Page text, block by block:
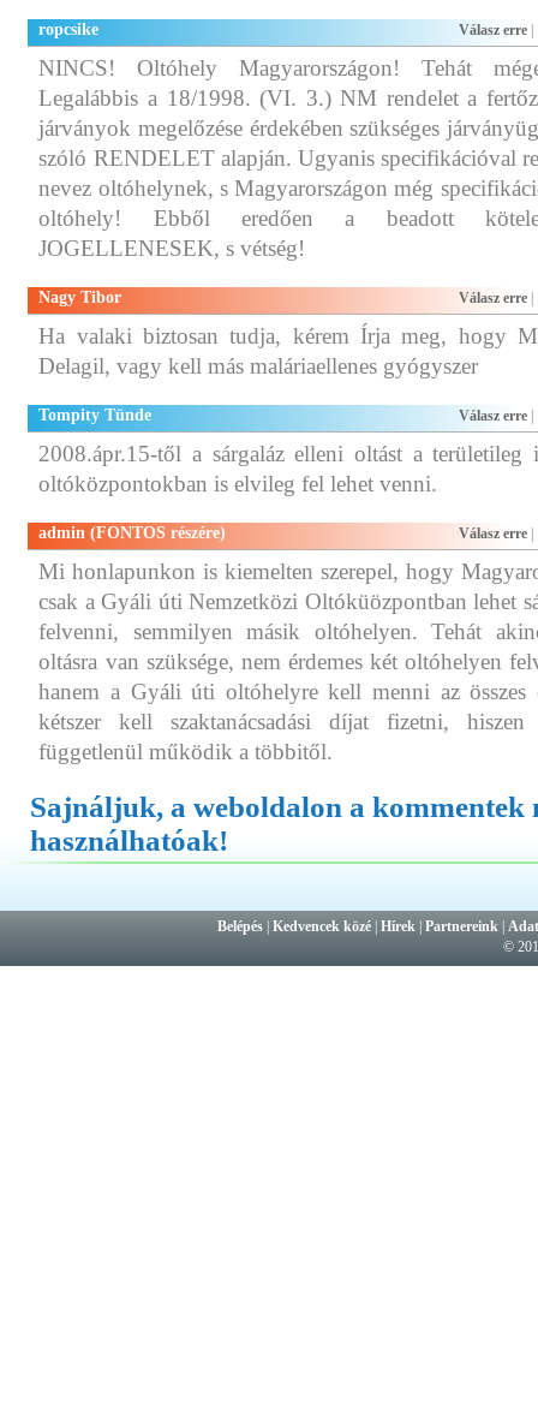
ropcsike Válasz erre
NINCS! Oltóhely Magyarországon! Tehát
Legalábbis a 18/1998. (VI. 3.) NM rendelet a
járványok megelőzése érdekében szükséges
szóló RENDELET alapján. Ugyanis specifikációval
nevez oltóhelynek, s Magyarországon még
oltóhely! Ebből eredően a beadott
JOGELLENESEK, s vétség!
Nagy Tibor Válasz erre
Ha valaki biztosan tudja, kérem Írja meg, hogy
Delagil, vagy kell más maláriaellenes gyógyszer
Tompity Tünde Válasz erre
2008.ápr.15-től a sárgaláz elleni oltást a területileg
oltóközpontokban is elvileg fel lehet venni.
admin (FONTOS részére) Válasz erre
Mi honlapunkon is kiemelten szerepel, hogy
csak a Gyáli úti Nemzetközi Oltóküözpontban lehet
felvenni, semmilyen másik oltóhelyen. Tehát
oltásra van szüksége, nem érdemes két oltóhelyen
hanem a Gyáli úti oltóhelyre kell menni az összes
kétszer kell szaktanácsadási díjat fizetni,
függetlenül működik a többitől.
Sajnáljuk, a weboldalon a kommentek
használhatóak!
Belépés |Kedvencek közé |Hírek |Partnereink |
©